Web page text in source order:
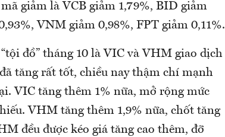
giảm là VCB giảm 1,79%, BID giảm
VNM giảm 0,98%, FPT giảm 0,11%.
đồ” tháng 10 là VIC và VHM giao dịch
tăng rất tốt, chiều nay thậm chí mạnh
VIC tăng thêm 1% nữa, mở rộng mức
VHM tăng thêm 1,9% nữa, chốt tăng
đều được kéo giá tăng cao thêm, đỡ